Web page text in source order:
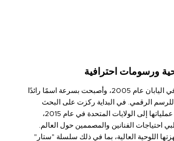
ورسومات احترافية
تأسست شركة زيب بين في اليابان عام 2005، وأصبحت بسرعة اسمًا رائدًا
للرسم الرقمي. في البداية ركزت على البحث
والتطوير، ثم توسعت في عملياتها إلى الولايات المتحدة في عام 2015،
احتياجات الفنانين والمصممين حول العالم.
اللوحية العالية، بما في ذلك سلسلة "ستار"